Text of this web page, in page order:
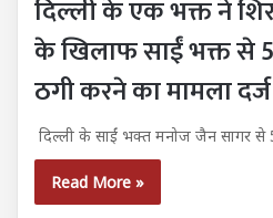
दिल्ली के एक भक्त ने
के खिलाफ साईं भक्त से
ठगी करने का मामला
दिल्ली के साईं भक्त मनोज जैन सागर
Read More »